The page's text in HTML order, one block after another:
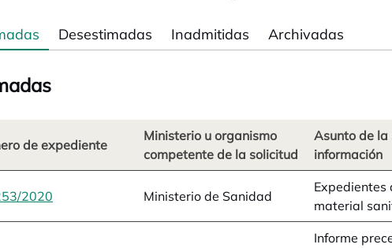
Desestimadas Inadmitidas Archivadas
de expediente
Ministerio u organismo
competente de la solicitud
Asunto de
información
2020 se abre en una pestaña nueva
Ministerio de Sanidad
Expedientes
material
Informe